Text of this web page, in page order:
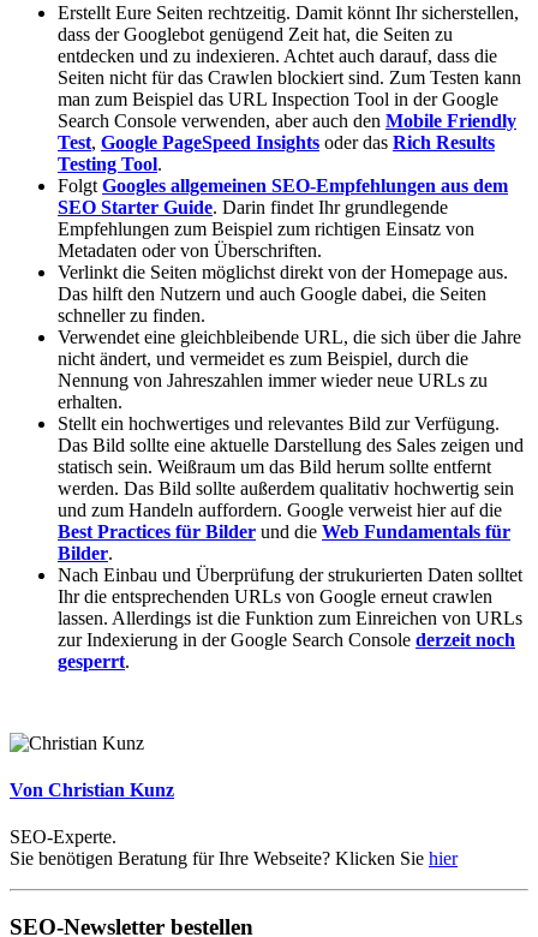
Erstellt Eure Seiten rechtzeitig. Damit könnt Ihr sicherstellen,
dass der Googlebot genügend Zeit hat, die Seiten zu
entdecken und zu indexieren. Achtet auch darauf, dass die
Seiten nicht für das Crawlen blockiert sind. Zum Testen kann
man zum Beispiel das URL Inspection Tool in der Google
Search Console verwenden, aber auch den Mobile Friendly
Test, Google PageSpeed Insights oder das Rich Results
Testing Tool.
Folgt Googles allgemeinen SEO-Empfehlungen aus dem
SEO Starter Guide. Darin findet Ihr grundlegende
Empfehlungen zum Beispiel zum richtigen Einsatz von
Metadaten oder von Überschriften.
Verlinkt die Seiten möglichst direkt von der Homepage aus.
Das hilft den Nutzern und auch Google dabei, die Seiten
schneller zu finden.
Verwendet eine gleichbleibende URL, die sich über die Jahre
nicht ändert, und vermeidet es zum Beispiel, durch die
Nennung von Jahreszahlen immer wieder neue URLs zu
erhalten.
Stellt ein hochwertiges und relevantes Bild zur Verfügung.
Das Bild sollte eine aktuelle Darstellung des Sales zeigen und
statisch sein. Weißraum um das Bild herum sollte entfernt
werden. Das Bild sollte außerdem qualitativ hochwertig sein
und zum Handeln auffordern. Google verweist hier auf die
Best Practices für Bilder und die Web Fundamentals für
Bilder.
Nach Einbau und Überprüfung der strukurierten Daten solltet
Ihr die entsprechenden URLs von Google erneut crawlen
lassen. Allerdings ist die Funktion zum Einreichen von URLs
zur Indexierung in der Google Search Console derzeit noch
gesperrt.
Von Christian Kunz
SEO-Experte.
Sie benötigen Beratung für Ihre Webseite? Klicken Sie hier
SEO-Newsletter bestellen